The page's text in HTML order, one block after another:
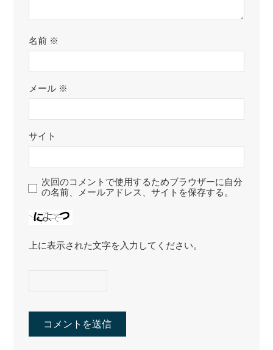
名前 ※
メール ※
サイト
次回のコメントで使用するためブラウザーに自分
の名前、メールアドレス、サイトを保存する。
上に表示された文字を入力してください。